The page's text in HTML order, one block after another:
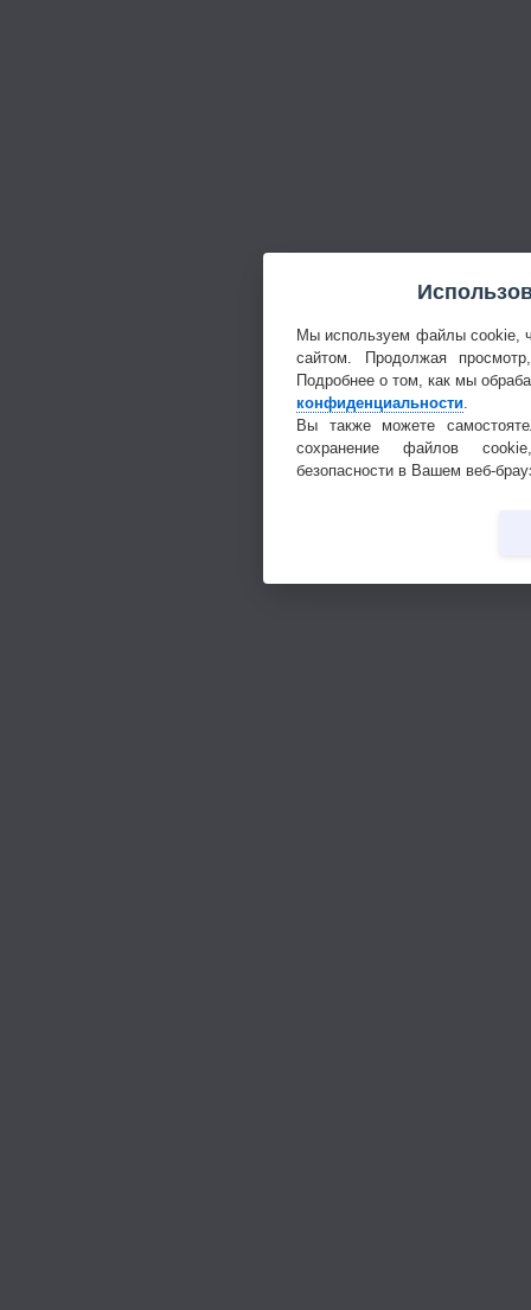
Мы используем файлы cookie,
сайтом. Продолжая
Подробнее о том, как мы
конфиденциальности
Вы также можете
сохранение файлов
безопасности в Вашем веб-